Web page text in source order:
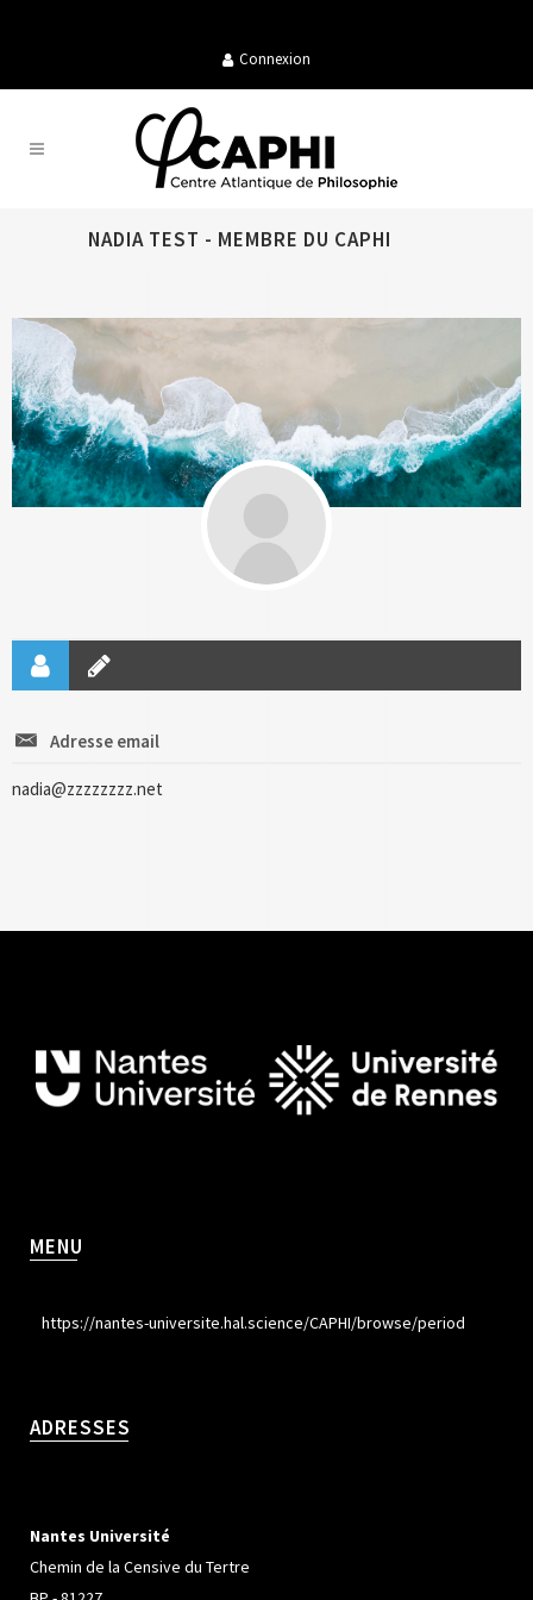
Connexion
NADIA TEST - MEMBRE DU CAPHI
Adresse email
nadia@zzzzzzzz.net
MENU
https://nantes-universite.hal.science/CAPHI/browse/period
ADRESSES
Nantes Université
Chemin de la Censive du Tertre